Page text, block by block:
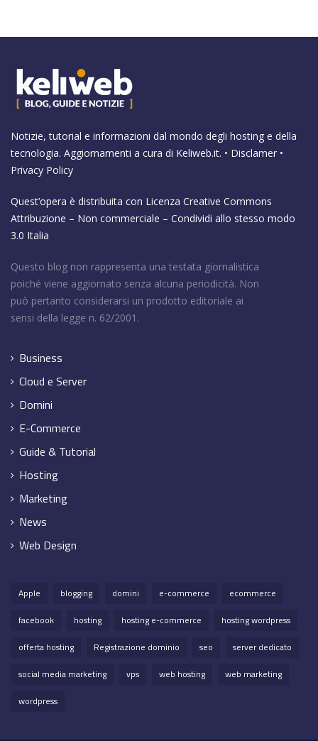
Notizie, tutorial e informazioni dal mondo degli hosting e della
tecnologia. Aggiornamenti a cura di Keliweb.it. • Disclamer •
Privacy Policy
Quest’opera è distribuita con Licenza Creative Commons
Attribuzione – Non commerciale – Condividi allo stesso modo
3.0 Italia
Questo blog non rappresenta una testata giornalistica
poiché viene aggiornato senza alcuna periodicità. Non
può pertanto considerarsi un prodotto editoriale ai
sensi della legge n. 62/2001.
Business
Cloud e Server
Domini
E-Commerce
Guide & Tutorial
Hosting
Marketing
News
Web Design
Apple blogging domini e-commerce
ecommerce
facebook
hosting hosting e-commerce
hosting wordpress
offerta hosting
Registrazione dominio seo
server dedicato
social media marketing
vps web hosting
web marketing
wordpress